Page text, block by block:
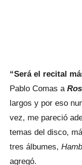
“Será el recital
Pablo Comas a
largos y por eso
vez, me pareció
temas del disco,
tres álbumes,
agregó.